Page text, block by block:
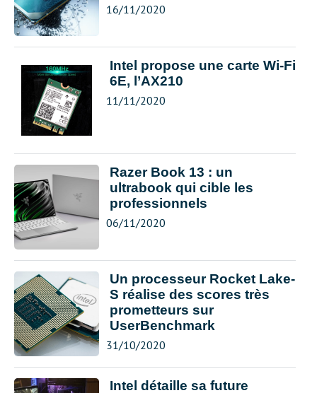
16/11/2020
Intel propose une carte Wi-Fi
6E, l’AX210
11/11/2020
Razer Book 13 : un
ultrabook qui cible les
professionnels
06/11/2020
Un processeur Rocket Lake-
S réalise des scores très
prometteurs sur
UserBenchmark
31/10/2020
Intel détaille sa future